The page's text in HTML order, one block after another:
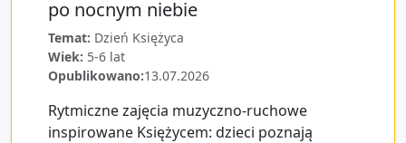
po nocnym niebie
Temat: Dzień Księżyca
Wiek: 5-6 lat
Opublikowano:13.07.2026
Rytmiczne zajęcia muzyczno-ruchowe
inspirowane Księżycem: dzieci poznają